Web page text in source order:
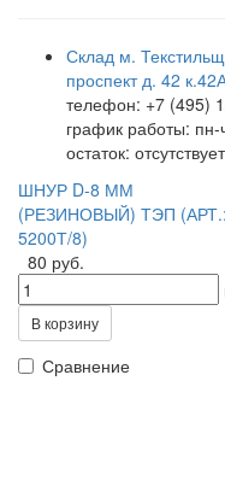
Склад м.
проспект д. 42
телефон: +7 (495)
график работы:
остаток: отсутствует
ШНУР D-8 ММ
(РЕЗИНОВЫЙ) ТЭП (АРТ.:
5200Т/8)
80 руб.
В корзину
Сравнение